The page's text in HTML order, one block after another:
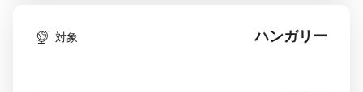
対象 ハンガリー